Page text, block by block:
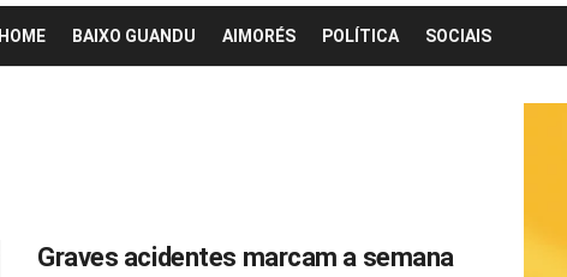
HOME BAIXO GUANDU AIMORÉS POLÍTICA SOCIAIS
Graves acidentes marcam a semana